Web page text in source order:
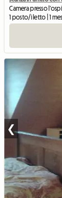
Camera presso
1 posto/i letto | 1
❮